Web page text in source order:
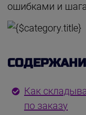
ошибками и
Как
по заказу